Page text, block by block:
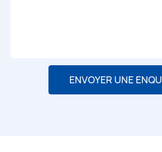
ENVOYER UNE